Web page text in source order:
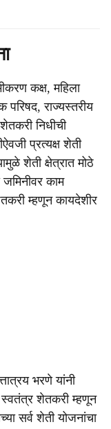
कक्ष, महिला
परिषद, राज्यस्तरीय
निधीची
प्रत्यक्ष शेती
शेती क्षेत्रात मोठे
जमिनीवर काम
म्हणून कायदेशीर
भरणे यांनी
स्वतंत्र शेतकरी म्हणून
सर्व शेती योजनांचा